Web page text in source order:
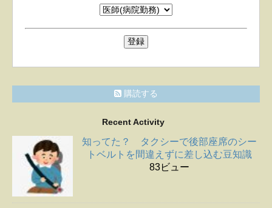
購読する
Recent Activity
知ってた？ タクシーで後部座席のシー
トベルトを間違えずに差し込む豆知識
83ビュー